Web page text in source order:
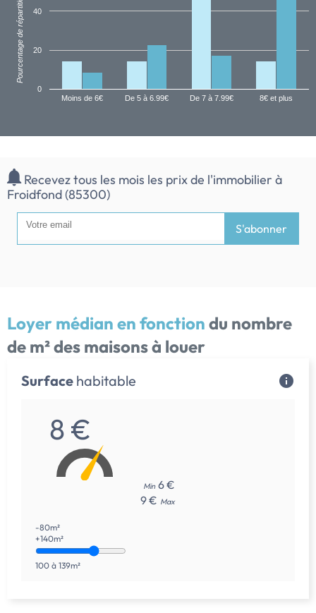
Moins de 6€ De 5 à 6.99€ De 7 à 7.99€ 8€ et plus
0
20
40
Pourcentage de répartition (%)
Recevez tous les mois les prix de l'immobilier à
Froidfond (85300)
S'abonner
Loyer médian en fonction du nombre
de m² des maisons à louer
Surface habitable
8 €
Min 6 €
9 € Max
-80m²
+140m²
100 à 139m²